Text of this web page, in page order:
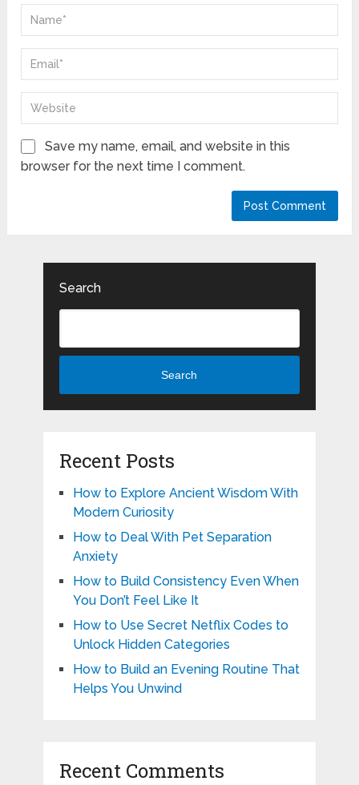
Save my name, email, and website in this
browser for the next time I comment.
Search
Search
Recent Posts
How to Explore Ancient Wisdom With
Modern Curiosity
How to Deal With Pet Separation
Anxiety
How to Build Consistency Even When
You Don’t Feel Like It
How to Use Secret Netflix Codes to
Unlock Hidden Categories
How to Build an Evening Routine That
Helps You Unwind
Recent Comments